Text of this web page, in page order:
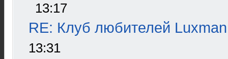
13:17
RE: Клуб любителей Luxman
13:31